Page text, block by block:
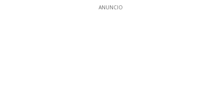
ANUNCIO